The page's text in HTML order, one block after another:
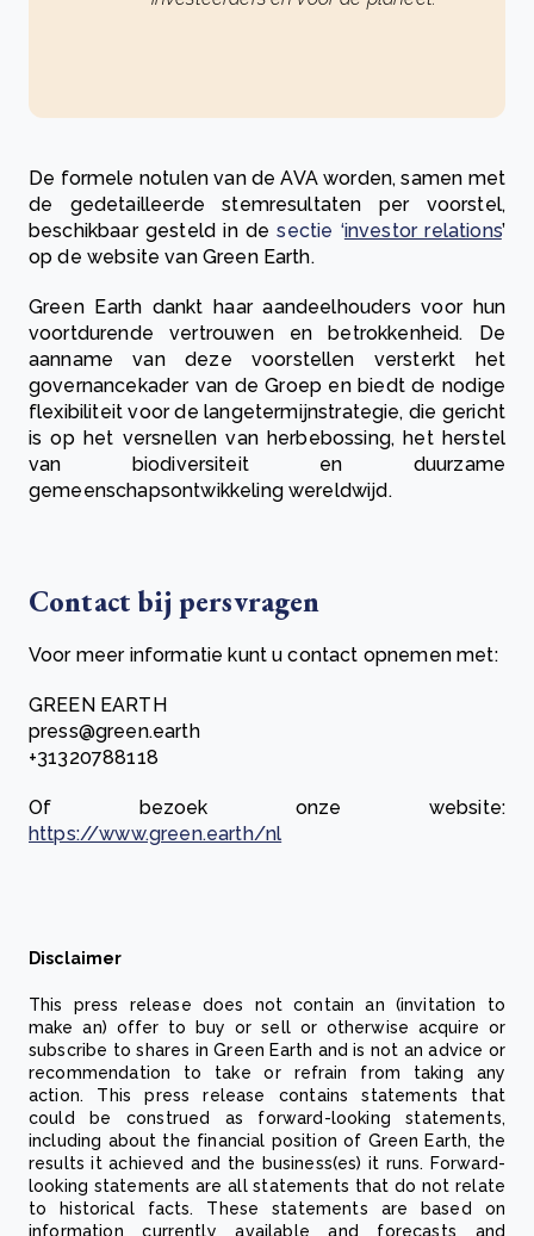
De formele notulen van de AVA worden, samen met
de gedetailleerde stemresultaten per voorstel,
beschikbaar gesteld in desectie ‘investor relations’
op de website van Green Earth.
Green Earth dankt haar aandeelhouders voor hun
voortdurende vertrouwen en betrokkenheid. De
aanname van deze voorstellen versterkt het
governancekader van de Groep en biedt de nodige
flexibiliteit voor de langetermijnstrategie, die gericht
is op het versnellen van herbebossing, het herstel
van biodiversiteit en duurzame
gemeenschapsontwikkeling wereldwijd.
Contact bij persvragen
Voor meer informatie kunt u contact opnemen met:
GREEN EARTH
press@green.earth
+31320788118
Of bezoek onze website:
https://www.green.earth/nl
Disclaimer
This press release does not contain an (invitation to
make an) offer to buy or sell or otherwise acquire or
subscribe to shares in Green Earth and is not an advice or
recommendation to take or refrain from taking any
action. This press release contains statements that
could be construed as forward-looking statements,
including about the financial position of Green Earth, the
results it achieved and the business(es) it runs. Forward-
looking statements are all statements that do not relate
to historical facts. These statements are based on
information currently available and forecasts and